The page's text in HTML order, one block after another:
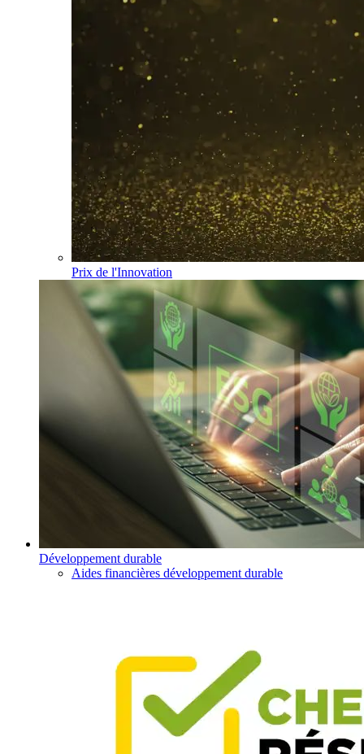
Prix de l'Innovation
Développement durable
Aides financières développement durable